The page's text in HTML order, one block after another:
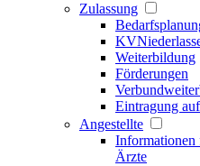
Zulassung
Weiterbildung
Förderungen
Eintragung
Angestellte
Informationen
Ärzte